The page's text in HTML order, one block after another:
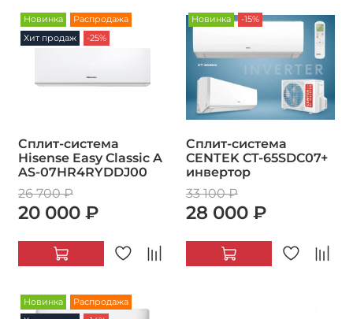
Новинка
Распродажа
Хит продаж
-25%
Сплит-система
Hisense Easy Classic A
AS-07HR4RYDDJ00
26 700 ₽
20 000 ₽
Новинка -15%
Сплит-система
CENTEK CT-65SDC07+
инвертор
33 100 ₽
28 000 ₽
Новинка
Распродажа